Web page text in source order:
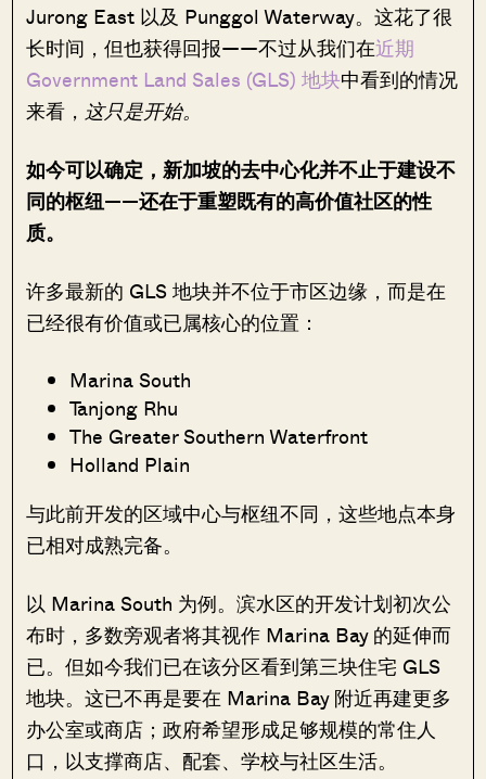
Jurong East 以及 Punggol Waterway。这花了很
长时间，但也获得回报——不过从我们在近期
Government Land Sales (GLS) 地块中看到的情况
来看， 这只是开始。
如今可以确定，新加坡的去中心化并不止于建设不
同的枢纽——还在于重塑既有的高价值社区的性
质。
许多最新的 GLS 地块并不位于市区边缘，而是在
已经很有价值或已属核心的位置：
Marina South
Tanjong Rhu
The Greater Southern Waterfront
Holland Plain
与此前开发的区域中心与枢纽不同，这些地点本身
已相对成熟完备。
以 Marina South 为例。滨水区的开发计划初次公
布时，多数旁观者将其视作 Marina Bay 的延伸而
已。但如今我们已在该分区看到第三块住宅 GLS
地块。这已不再是要在 Marina Bay 附近再建更多
办公室或商店；政府希望形成足够规模的常住人
口，以支撑商店、配套、学校与社区生活。